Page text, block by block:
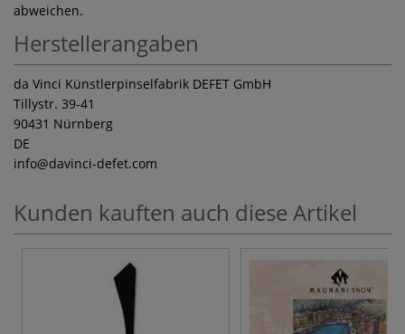
abweichen.
Herstellerangaben
da Vinci Künstlerpinselfabrik DEFET GmbH
Tillystr. 39-41
90431 Nürnberg
DE
info@davinci-defet.com
Kunden kauften auch diese Artikel